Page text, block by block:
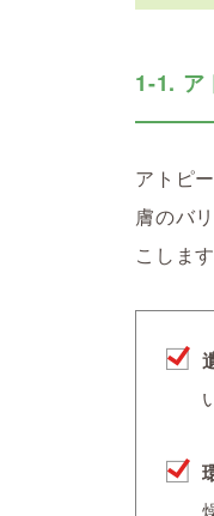
1-1. ア
アトピ
膚のバ
こしま